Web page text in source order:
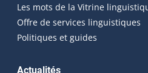
Les mots de la Vitrine
Offre de services linguistiques
Politiques et guides
Actualités